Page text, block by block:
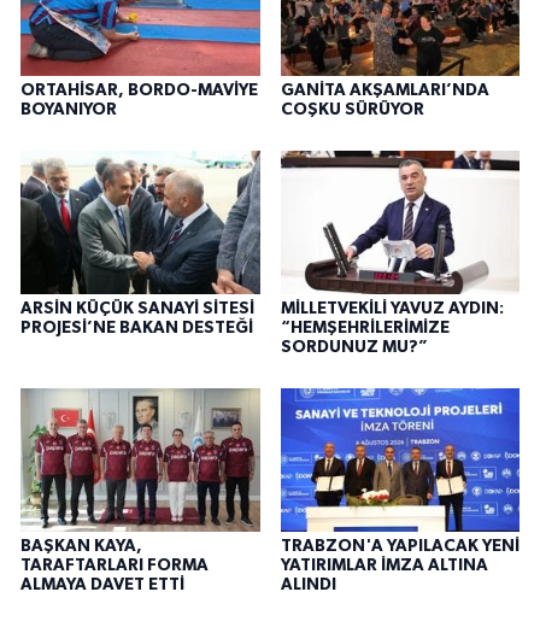
ORTAHİSAR, BORDO-MAVİYE
BOYANIYOR
GANİTA AKŞAMLARI’NDA
COŞKU SÜRÜYOR
ARSİN KÜÇÜK SANAYİ SİTESİ
PROJESİ’NE BAKAN DESTEĞİ
MİLLETVEKİLİ YAVUZ AYDIN:
“HEMŞEHRİLERİMİZE
SORDUNUZ MU?”
BAŞKAN KAYA,
TARAFTARLARI FORMA
ALMAYA DAVET ETTİ
TRABZON'A YAPILACAK YENİ
YATIRIMLAR İMZA ALTINA
ALINDI